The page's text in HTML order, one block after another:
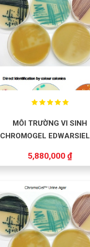
MÔI TRƯỜNG VI SINH
CHROMOGEL EDWARSIELLA
5,880,000 ₫